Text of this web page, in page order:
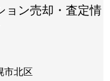
ョン売却・査定情
市北区